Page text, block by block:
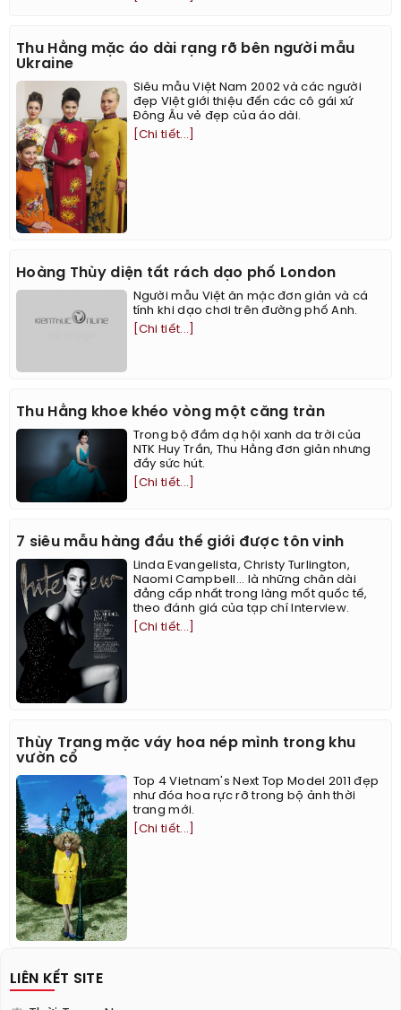
Thu Hằng mặc áo dài rạng rỡ bên người mẫu
Ukraine
Siêu mẫu Việt Nam 2002 và các người
đẹp Việt giới thiệu đến các cô gái xứ
Đông Âu vẻ đẹp của áo dài.
[Chi tiết...]
Hoàng Thùy diện tất rách dạo phố London
Người mẫu Việt ăn mặc đơn giản và cá
tính khi dạo chơi trên đường phố Anh.
[Chi tiết...]
Thu Hằng khoe khéo vòng một căng tràn
Trong bộ đầm dạ hội xanh da trời của
NTK Huy Trần, Thu Hằng đơn giản nhưng
đầy sức hút.
[Chi tiết...]
7 siêu mẫu hàng đầu thế giới được tôn vinh
Linda Evangelista, Christy Turlington,
Naomi Campbell... là những chân dài
đẳng cấp nhất trong làng mốt quốc tế,
theo đánh giá của tạp chí Interview.
[Chi tiết...]
Thùy Trang mặc váy hoa nép mình trong khu
vườn cổ
Top 4 Vietnam's Next Top Model 2011 đẹp
như đóa hoa rực rỡ trong bộ ảnh thời
trang mới.
[Chi tiết...]
LIÊN KẾT SITE